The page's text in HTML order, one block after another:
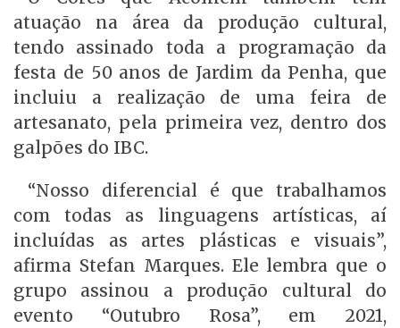
atuação na área da produção cultural,
tendo assinado toda a programação da
festa de 50 anos de Jardim da Penha, que
incluiu a realização de uma feira de
artesanato, pela primeira vez, dentro dos
galpões do IBC.
“Nosso diferencial é que trabalhamos
com todas as linguagens artísticas, aí
incluídas as artes plásticas e visuais”,
afirma Stefan Marques. Ele lembra que o
grupo assinou a produção cultural do
evento “Outubro Rosa”, em 2021,